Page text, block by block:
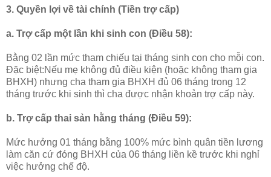
3. Quyền lợi về tài chính (Tiền trợ cấp)
a. Trợ cấp một lần khi sinh con (Điều 58):
Bằng 02 lần mức tham chiếu tại tháng sinh con cho mỗi con.
Đặc biệt:Nếu mẹ không đủ điều kiện (hoặc không tham gia
BHXH) nhưng cha tham gia BHXH đủ 06 tháng trong 12
tháng trước khi sinh thì cha được nhận khoản trợ cấp này.
b. Trợ cấp thai sản hằng tháng (Điều 59):
Mức hưởng 01 tháng bằng 100% mức bình quân tiền lương
làm căn cứ đóng BHXH của 06 tháng liền kề trước khi nghỉ
việc hưởng chế độ.